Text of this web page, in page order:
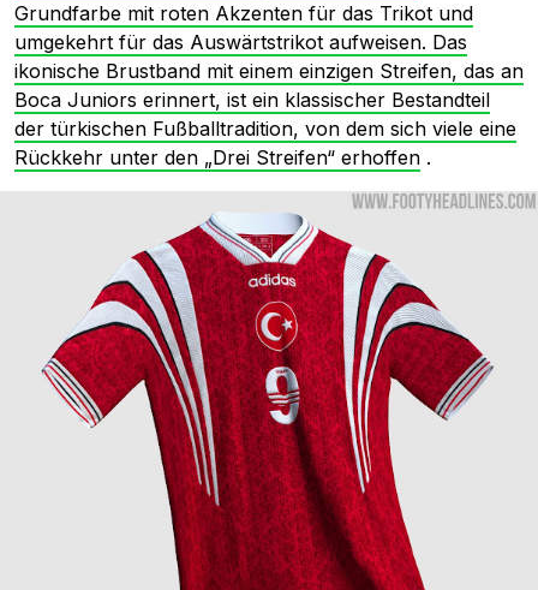
Grundfarbe mit roten Akzenten für das Trikot und
umgekehrt für das Auswärtstrikot aufweisen. Das
ikonische Brustband mit einem einzigen Streifen, das an
Boca Juniors erinnert, ist ein klassischer Bestandteil
der türkischen Fußballtradition, von dem sich viele eine
Rückkehr unter den „Drei Streifen“ erhoffen .